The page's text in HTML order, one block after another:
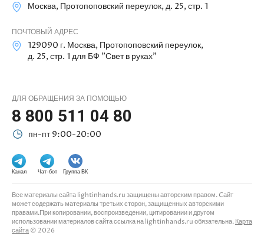
Москва, Протопоповский переулок, д. 25, стр. 1
ПОЧТОВЫЙ АДРЕС
129090 г. Москва, Протопоповский переулок,
д. 25, стр. 1 для БФ "Свет в руках"
ДЛЯ ОБРАЩЕНИЯ ЗА ПОМОЩЬЮ
8 800 511 04 80
пн-пт 9:00-20:00
Канал Чат-бот Группа ВК
Все материалы сайта lightinhands.ru защищены авторским правом. Cайт
может содержать материалы третьих сторон, защищенных авторскими
правами.При копировании, воспроизведении, цитировании и другом
использовании материалов сайта ссылка на lightinhands.ru обязательна. Карта
сайта © 2026